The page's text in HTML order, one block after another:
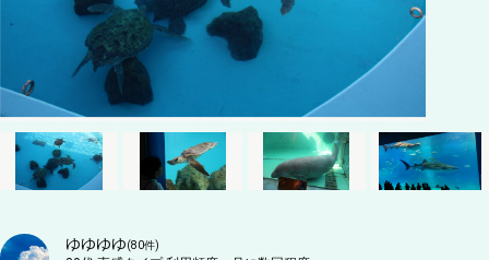
ゆゆゆゆ(80件)